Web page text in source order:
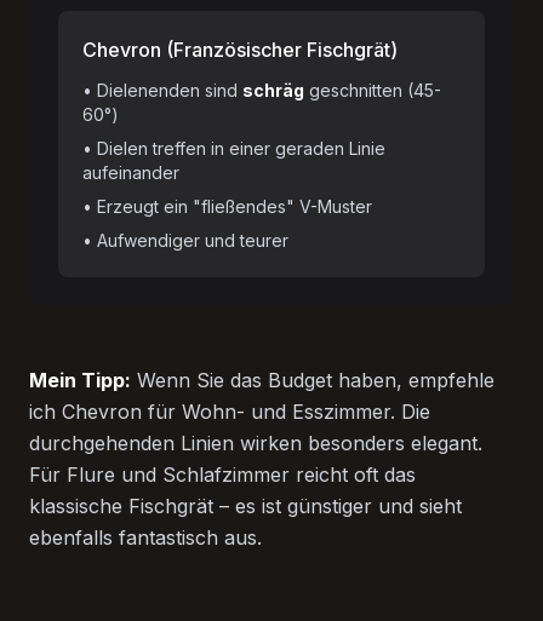
Chevron (Französischer Fischgrät)
• Dielenenden sind schräg geschnitten (45-
60°)
• Dielen treffen in einer geraden Linie
aufeinander
• Erzeugt ein "fließendes" V-Muster
• Aufwendiger und teurer
Mein Tipp: Wenn Sie das Budget haben, empfehle
ich Chevron für Wohn- und Esszimmer. Die
durchgehenden Linien wirken besonders elegant.
Für Flure und Schlafzimmer reicht oft das
klassische Fischgrät – es ist günstiger und sieht
ebenfalls fantastisch aus.